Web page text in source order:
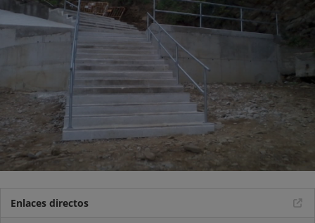
Enlaces directos